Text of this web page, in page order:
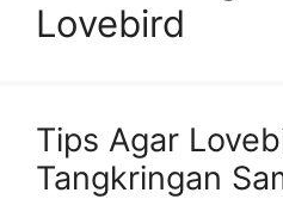
Lovebird
Tips Agar
Tangkringan